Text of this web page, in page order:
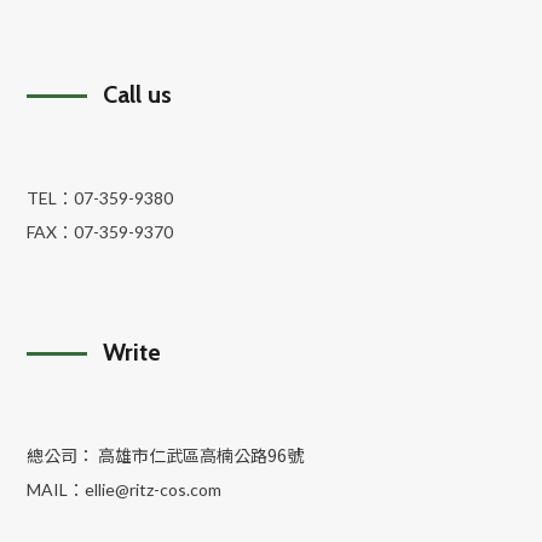
Call us
TEL：07-359-9380
FAX：07-359-9370
Write
總公司： 高雄市仁武區高楠公路96號
MAIL：ellie@ritz-cos.com